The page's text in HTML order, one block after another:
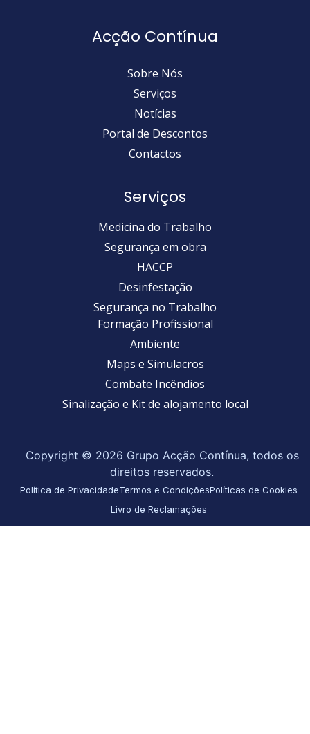
Acção Contínua
Sobre Nós
Serviços
Notícias
Portal de Descontos
Contactos
Serviços
Medicina do Trabalho
Segurança em obra
HACCP
Desinfestação
Segurança no Trabalho
Formação Profissional
Ambiente
Maps e Simulacros
Combate Incêndios
Sinalização e Kit de alojamento local
Copyright © 2026 Grupo Acção Contínua, todos os
direitos reservados.
Política de PrivacidadeTermos e CondiçõesPolíticas de Cookies
Livro de Reclamações